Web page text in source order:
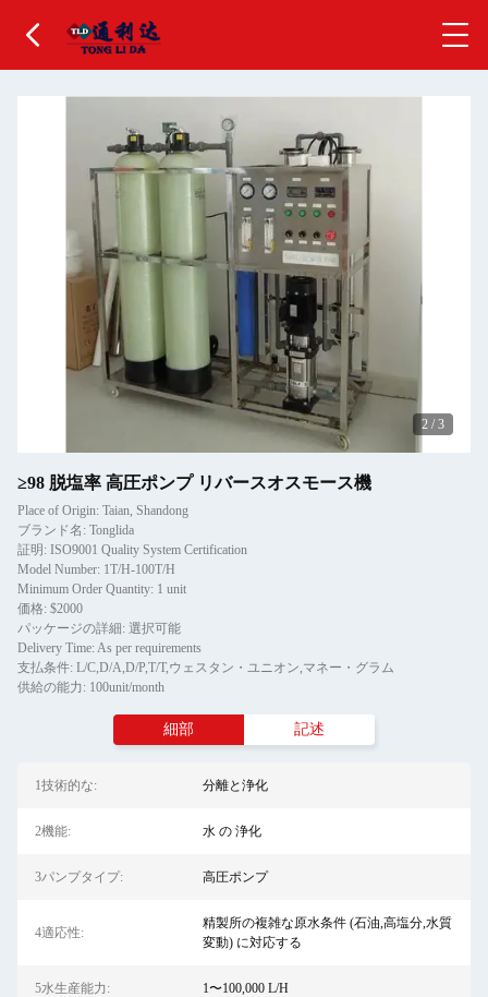
2 / 3
≥98 脱塩率 高圧ポンプ リバースオスモース機
Place of Origin: Taian, Shandong
ブランド名: Tonglida
証明: ISO9001 Quality System Certification
Model Number: 1T/H-100T/H
Minimum Order Quantity: 1 unit
価格: $2000
パッケージの詳細: 選択可能
Delivery Time: As per requirements
支払条件: L/C,D/A,D/P,T/T,ウェスタン・ユニオン,マネー・グラム
供給の能力: 100unit/month
細部 記述
1技術的な: 分離と浄化
2機能: 水 の 浄化
3パンプタイプ: 高圧ポンプ
4適応性:
精製所の複雑な原水条件 (石油,高塩分,水質
変動) に対応する
5水生産能力: 1〜100,000 L/H